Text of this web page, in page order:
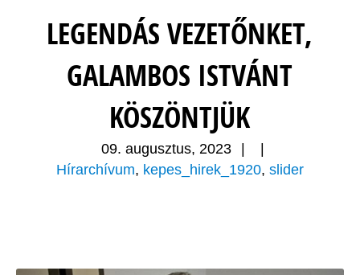
LEGENDÁS VEZETŐNKET,
GALAMBOS ISTVÁNT
KÖSZÖNTJÜK
09. augusztus, 2023
Hírarchívum, kepes_hirek_1920, slider